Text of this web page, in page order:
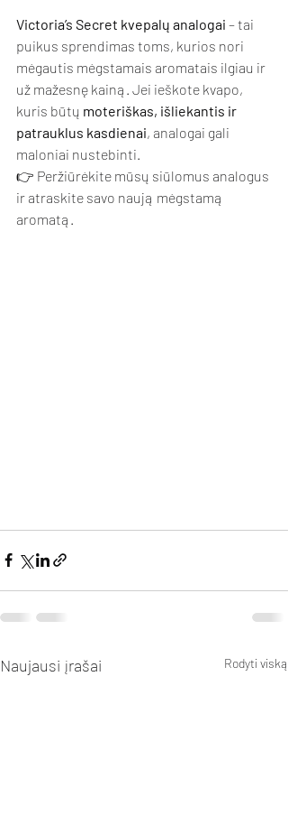
Victoria’s Secret kvepalų analogai – tai
puikus sprendimas toms, kurios nori
mėgautis mėgstamais aromatais ilgiau ir
už mažesnę kainą. Jei ieškote kvapo,
kuris būtų moteriškas, išliekantis ir
patrauklus kasdienai, analogai gali
maloniai nustebinti.
👉 Peržiūrėkite mūsų siūlomus analogus
ir atraskite savo naują mėgstamą
aromatą.
Naujausi įrašai Rodyti viską